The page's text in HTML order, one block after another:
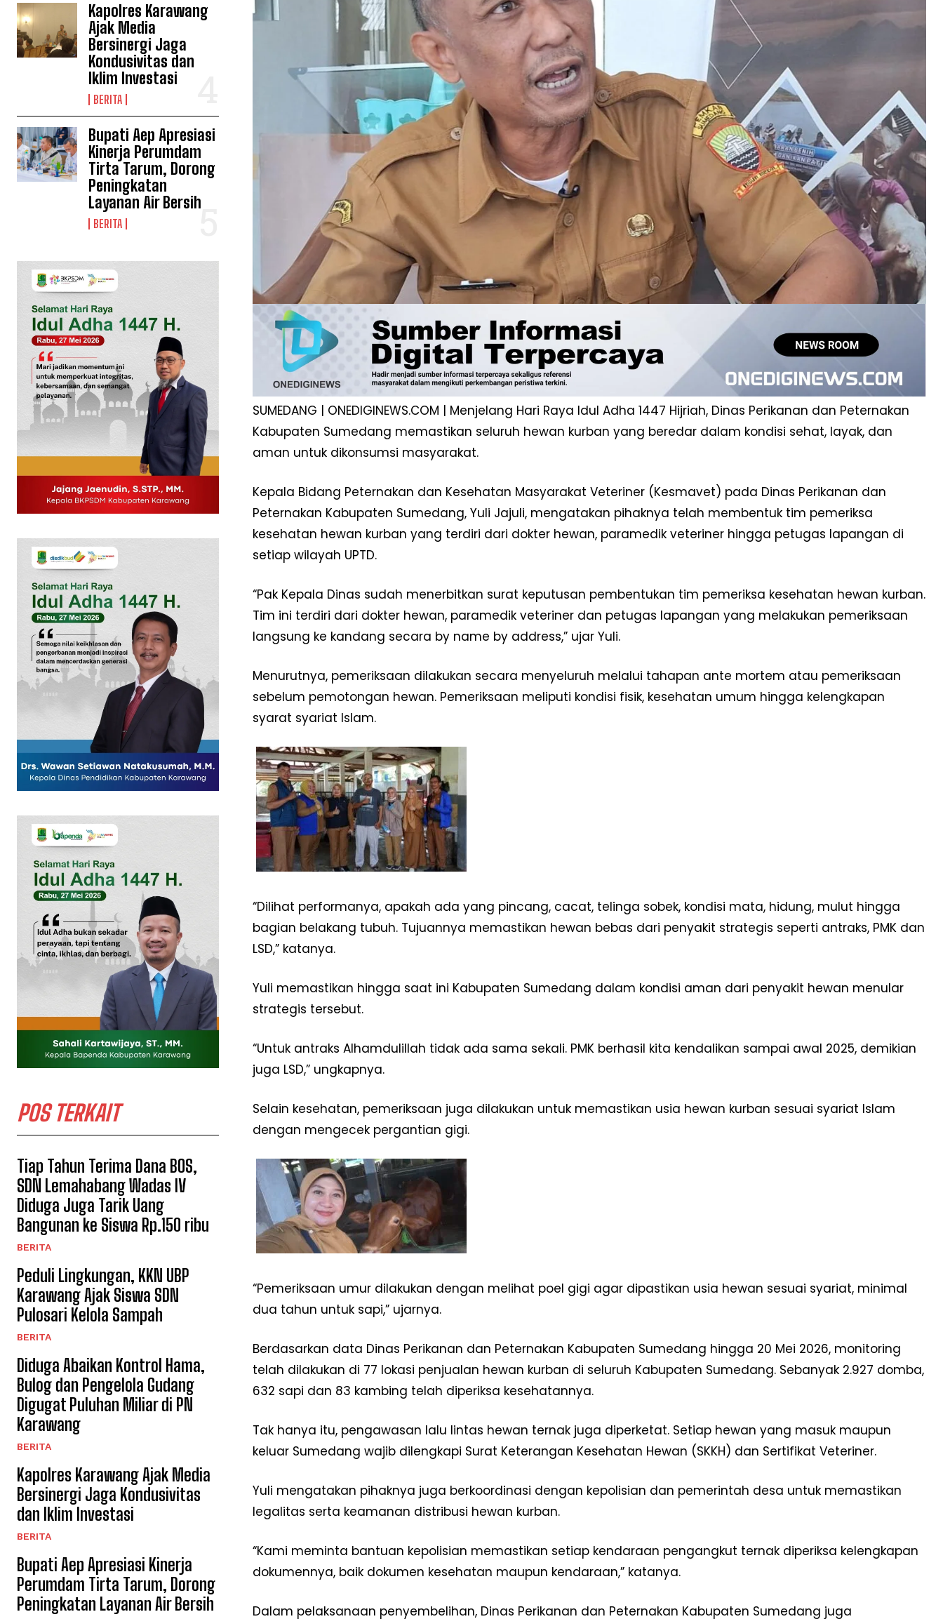
Magazine PRO
SUBSCRIBE NOW
Company
Disclaimer
Redaksi
Pedoman Media Siber
Indeks Berita
Kapolres Karawang
Ajak Media
Bersinergi Jaga
Kondusivitas dan
Iklim Investasi
BERITA
Bupati Aep Apresiasi
Kinerja Perumdam
Tirta Tarum, Dorong
Peningkatan
Layanan Air Bersih
BERITA
POS TERKAIT
Tiap Tahun Terima Dana BOS,
SDN Lemahabang Wadas IV
Diduga Juga Tarik Uang
Bangunan ke Siswa Rp.150 ribu
BERITA
Peduli Lingkungan, KKN UBP
Karawang Ajak Siswa SDN
Pulosari Kelola Sampah
BERITA
Diduga Abaikan Kontrol Hama,
Bulog dan Pengelola Gudang
Digugat Puluhan Miliar di PN
Karawang
BERITA
Kapolres Karawang Ajak Media
Bersinergi Jaga Kondusivitas
dan Iklim Investasi
BERITA
Bupati Aep Apresiasi Kinerja
Perumdam Tirta Tarum, Dorong
Peningkatan Layanan Air Bersih
SUMEDANG | ONEDIGINEWS.COM | Menjelang Hari Raya Idul Adha 1447 Hijriah, Dinas Perikanan dan Peternakan
Kabupaten Sumedang memastikan seluruh hewan kurban yang beredar dalam kondisi sehat, layak, dan
aman untuk dikonsumsi masyarakat.
Kepala Bidang Peternakan dan Kesehatan Masyarakat Veteriner (Kesmavet) pada Dinas Perikanan dan
Peternakan Kabupaten Sumedang, Yuli Jajuli, mengatakan pihaknya telah membentuk tim pemeriksa
kesehatan hewan kurban yang terdiri dari dokter hewan, paramedik veteriner hingga petugas lapangan di
setiap wilayah UPTD.
“Pak Kepala Dinas sudah menerbitkan surat keputusan pembentukan tim pemeriksa kesehatan hewan kurban.
Tim ini terdiri dari dokter hewan, paramedik veteriner dan petugas lapangan yang melakukan pemeriksaan
langsung ke kandang secara by name by address,” ujar Yuli.
Menurutnya, pemeriksaan dilakukan secara menyeluruh melalui tahapan ante mortem atau pemeriksaan
sebelum pemotongan hewan. Pemeriksaan meliputi kondisi fisik, kesehatan umum hingga kelengkapan
syarat syariat Islam.
“Dilihat performanya, apakah ada yang pincang, cacat, telinga sobek, kondisi mata, hidung, mulut hingga
bagian belakang tubuh. Tujuannya memastikan hewan bebas dari penyakit strategis seperti antraks, PMK dan
LSD,” katanya.
Yuli memastikan hingga saat ini Kabupaten Sumedang dalam kondisi aman dari penyakit hewan menular
strategis tersebut.
“Untuk antraks Alhamdulillah tidak ada sama sekali. PMK berhasil kita kendalikan sampai awal 2025, demikian
juga LSD,” ungkapnya.
Selain kesehatan, pemeriksaan juga dilakukan untuk memastikan usia hewan kurban sesuai syariat Islam
dengan mengecek pergantian gigi.
“Pemeriksaan umur dilakukan dengan melihat poel gigi agar dipastikan usia hewan sesuai syariat, minimal
dua tahun untuk sapi,” ujarnya.
Berdasarkan data Dinas Perikanan dan Peternakan Kabupaten Sumedang hingga 20 Mei 2026, monitoring
telah dilakukan di 77 lokasi penjualan hewan kurban di seluruh Kabupaten Sumedang. Sebanyak 2.927 domba,
632 sapi dan 83 kambing telah diperiksa kesehatannya.
Tak hanya itu, pengawasan lalu lintas hewan ternak juga diperketat. Setiap hewan yang masuk maupun
keluar Sumedang wajib dilengkapi Surat Keterangan Kesehatan Hewan (SKKH) dan Sertifikat Veteriner.
Yuli mengatakan pihaknya juga berkoordinasi dengan kepolisian dan pemerintah desa untuk memastikan
legalitas serta keamanan distribusi hewan kurban.
“Kami meminta bantuan kepolisian memastikan setiap kendaraan pengangkut ternak diperiksa kelengkapan
dokumennya, baik dokumen kesehatan maupun kendaraan,” katanya.
Dalam pelaksanaan penyembelihan, Dinas Perikanan dan Peternakan Kabupaten Sumedang juga